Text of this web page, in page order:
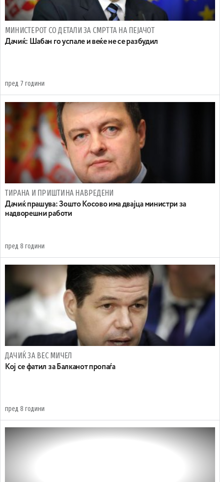
МИНИСТЕРОТ СО ДЕТАЛИ ЗА СМРТТА НА ПЕЈАЧОТ
Дачиќ: Шабан го успале и веќе не се разбудил
пред 7 години
ТИРАНА И ПРИШТИНА НАВРЕДЕНИ
Дачиќ прашува: Зошто Косово има двајца министри за
надворешни работи
пред 8 години
ДАЧИЌ ЗА ВЕС МИЧЕЛ
Кој се фатил за Балканот пропаѓа
пред 8 години